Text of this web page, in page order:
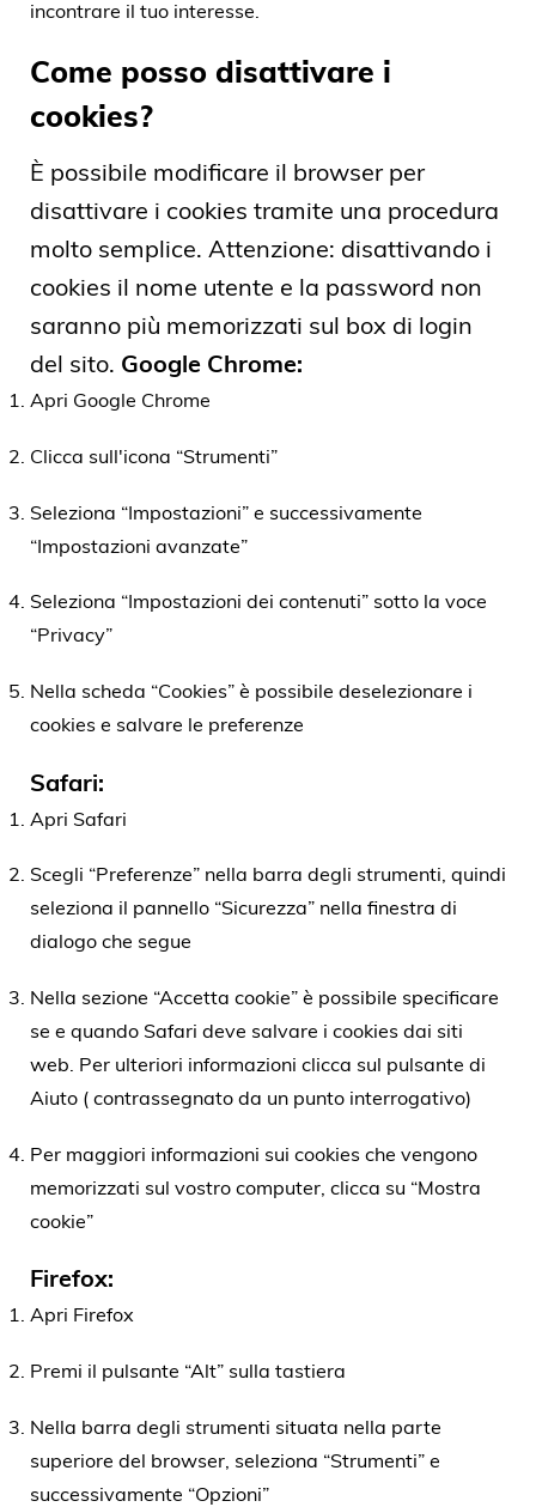
incontrare il tuo interesse.
Come posso disattivare i
cookies?
È possibile modificare il browser per
disattivare i cookies tramite una procedura
molto semplice. Attenzione: disattivando i
cookies il nome utente e la password non
saranno più memorizzati sul box di login
del sito. Google Chrome:
Apri Google Chrome
Clicca sull'icona “Strumenti”
Seleziona “Impostazioni” e successivamente
“Impostazioni avanzate”
Seleziona “Impostazioni dei contenuti” sotto la voce
“Privacy”
Nella scheda “Cookies” è possibile deselezionare i
cookies e salvare le preferenze
Safari:
Apri Safari
Scegli “Preferenze” nella barra degli strumenti, quindi
seleziona il pannello “Sicurezza” nella finestra di
dialogo che segue
Nella sezione “Accetta cookie” è possibile specificare
se e quando Safari deve salvare i cookies dai siti
web. Per ulteriori informazioni clicca sul pulsante di
Aiuto ( contrassegnato da un punto interrogativo)
Per maggiori informazioni sui cookies che vengono
memorizzati sul vostro computer, clicca su “Mostra
cookie”
Firefox:
Apri Firefox
Premi il pulsante “Alt” sulla tastiera
Nella barra degli strumenti situata nella parte
superiore del browser, seleziona “Strumenti” e
successivamente “Opzioni”